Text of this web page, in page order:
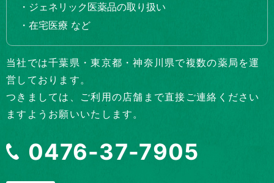
・ジェネリック医薬品の取り扱い
・在宅医療 など
当社では千葉県・東京都・神奈川県で複数の薬局を運
営しております。
つきましては、ご利用の店舗まで直接ご連絡ください
ますようお願いいたします。
0476-37-7905